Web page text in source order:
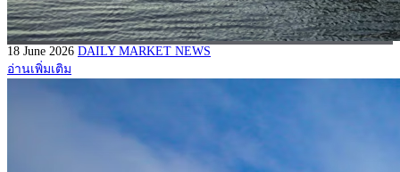
18 June 2026 DAILY MARKET NEWS
อ่านเพิ่มเติม